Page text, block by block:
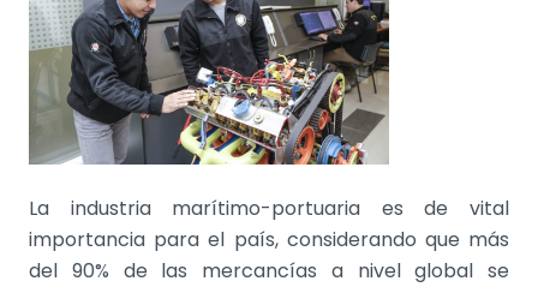
La industria marítimo-portuaria es de vital
importancia para el país, considerando que más
del 90% de las mercancías a nivel global se